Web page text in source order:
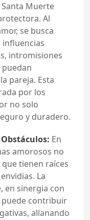
Santa Muerte
Al
se busca
influencias
intromisiones
pareja. Esta
por los
no solo
y duradero.
En
amorosos no
tienen raíces
La
en sinergia con
puede contribuir
allanando